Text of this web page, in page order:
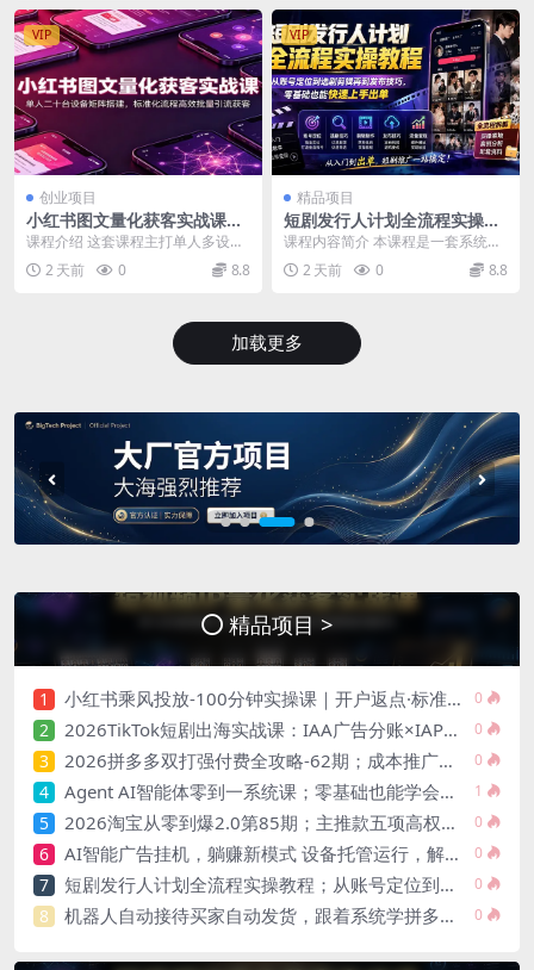
VIP
创业项目
小红书图文量化获客实战课：
单人二十台设备矩阵搭建，标
准化流程高效批量引流获客
课程介绍 这套课程主打单人多设备
图文量化获客模式，围绕账号矩阵
搭建、风控养号、内...
2 天前 0 8.8
VIP
精品项目
短剧发行人计划全流程实操教
程；从账号定位到选剧剪辑再
到发布技巧，零基础也能快速
上手出单
课程内容简介 本课程是一套系统化
的短剧推广“发行人计划”实操教程，
专为零基础或初...
2 天前 0 8.8
加载更多
精品项目 >
1 小红书乘风投放-100分钟实操课｜开户返点·标准投搭建·莱卡定向，新店建模撬动笔记自然流量全套教学 0
2 2026TikTok短剧出海实战课：IAA广告分账×IAP付费变现×账号搭建×平台规则×双轨爆发×回款全流程 0
3 2026拼多多双打强付费全攻略-62期；成本推广加托管双剑合璧，系统讲解7种付费玩法优劣势与选择策略 0
4 Agent AI智能体零到一系统课；零基础也能学会自动化实战，从核心概念到Coze工作流搭建完整覆盖 1
5 2026淘宝从零到爆2.0第85期；主推款五项高权重初始设置，改销量评晒秒单快速破零积累基础权重 0
6 AI智能广告挂机，躺赚新模式 设备托管运行，解放双手持续变现 0
7 短剧发行人计划全流程实操教程；从账号定位到选剧剪辑再到发布技巧，零基础也能快速上手出单 0
8 机器人自动接待买家自动发货，跟着系统学拼多多虚拟月入1-5万 0